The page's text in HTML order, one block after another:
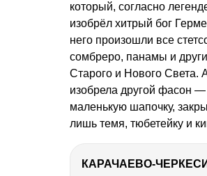
который, согласно
изобрёл хитрый бог
него произошли все
сомбреро, панамы и
Старого и Нового Света.
изобрела другой фасон —
маленькую шапочку,
лишь темя, тюбетейку и